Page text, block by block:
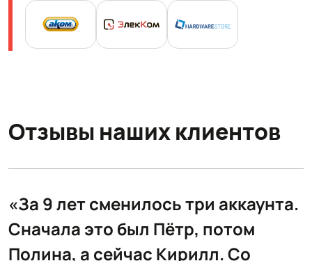
Отзывы наших клиентов
«За 9 лет сменилось три аккаунта.
Сначала это был Пётр, потом
Полина, а сейчас Кирилл. Со